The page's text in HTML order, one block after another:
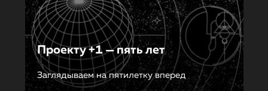
Проекту +1 — пять лет
Заглядываем на пятилетку вперед